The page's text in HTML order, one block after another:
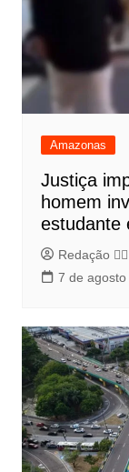
Amazonas
Justiça
homem
estudante
Redação
7 de